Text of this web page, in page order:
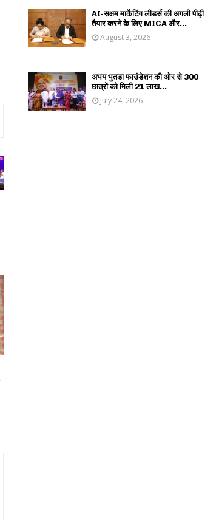
AI-सक्षम मार्केटिंग लीडर्स की अगली पीढ़ी
तैयार करने के लिए MICA और...
August 3, 2026
अभय भुतडा फाउंडेशन की ओर से 300
छात्रों को मिली 21 लाख...
July 24, 2026